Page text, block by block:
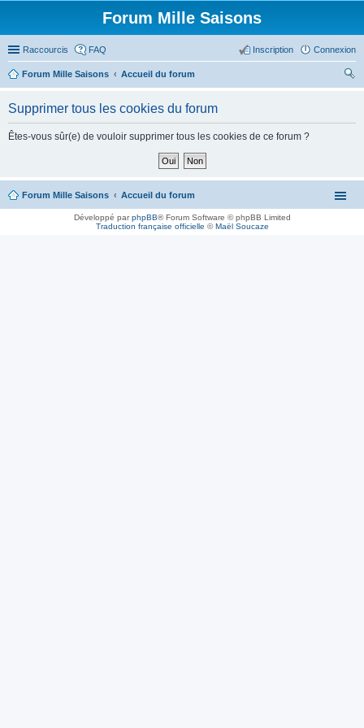
Forum Mille Saisons
Raccourcis FAQ Connexion
Inscription
Forum Mille Saisons
Accueil du forum
Supprimer tous les cookies du forum
Êtes-vous sûr(e) de vouloir supprimer tous les cookies de ce forum ?
Forum Mille Saisons Accueil du forum
Développé parphpBB® Forum Software © phpBB Limited
Traduction française officielle ©Maël Soucaze